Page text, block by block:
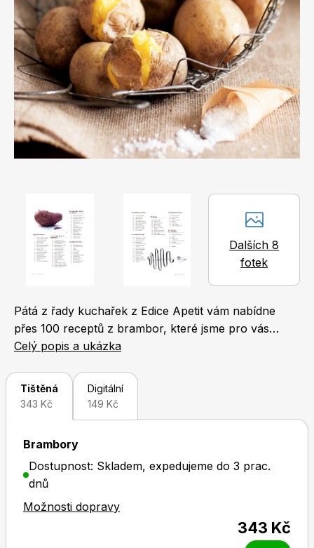
Apetit
Svět ženy
Marianne Bydlení
Marianne Venkov & styl
Naše krásná zahrada
Chip
Sudoku a křížovky
LEGO® časopisy
Dalších 8
fotek
Pátá z řady kuchařek z Edice Apetit vám nabídne
přes 100 receptů z brambor, které jsme pro vás
uvařili a vyzkoušeli v redakční kuchyni časopisu
potravinou. A připravíte z nich vše od polévky po
dezert! Ochutnejte nejlepší bramborové pokrmy z
jednoho hrnce, křupavé placky, lahodné kaše,
recepty se vaše vaření stane potěšením. Vařte, pečte,
zapékejte a smažte s námi BRAMBORY!
Celý popis a ukázka
Tištěná
343 Kč
Digitální
149 Kč
Brambory
Dostupnost: Skladem, expedujeme do 3 prac.
dnů
Možnosti dopravy
343 Kč